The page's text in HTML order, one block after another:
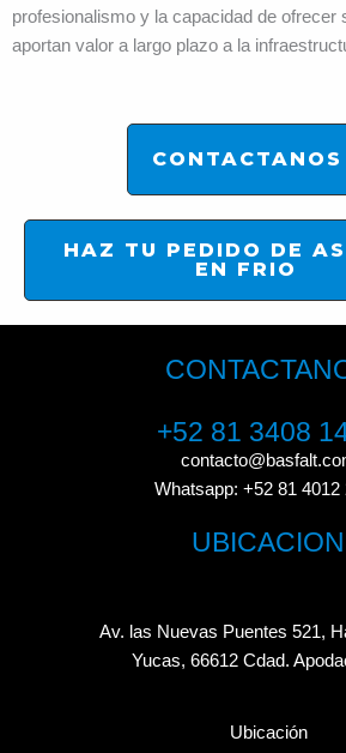
profesionalismo y la capacidad de ofrecer
aportan valor a largo plazo a la
CONTACTANOS
HAZ TU PEDIDO DE
EN FRIO
+52 81 3408
Whatsapp: +52 81 4012
UBICACION
Av. las Nuevas Puentes 521,
Yucas, 66612 Cdad.
Ubicación